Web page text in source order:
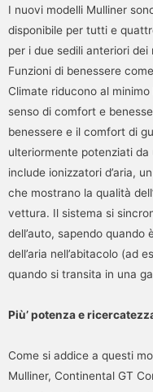
I nuovi modelli Mulliner
disponibile per tutti e
per i due sedili anteriori
Funzioni di benessere
Climate riducono al
senso di comfort e
benessere e il comfort di
ulteriormente potenziati
include ionizzatori d’aria,
che mostrano la qualità
vettura. Il sistema si
dell’auto, sapendo quando
dell’aria nell’abitacolo (ad
quando si transita in una
Più’ potenza e
Come si addice a questi
Mulliner, Continental GT